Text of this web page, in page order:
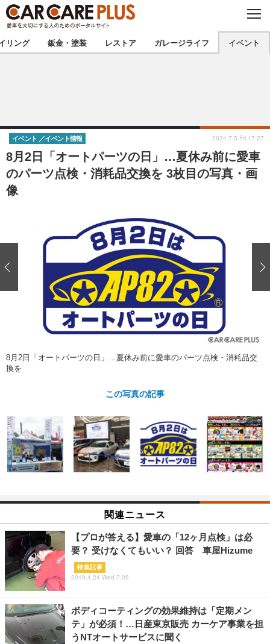
C
O
S
E
★カーケアプラス認定★ 厳選プロショップを地域から探す
甲信越 北陸
東海 関西
注目の記事
ショップレポート 愛車 File
自動車豆知識 ストップ！不具合修理＆粗悪修理
鈑金・塗装
ディテイリング
ディテイリング 洗車
ヘッドライト磨き コーティング
鈑金・塗装
小キズ直し 防錆
特集記事
クト
カーメーカー「旧車」関連プロジ
インタビュー
イベント告知 イベントレポート
リング 鈑金・塗装 レストア ガレージライフ イベント
8月2日「オートパーツの日」…夏休み前に愛車
のパーツ点検・消耗品交換を 3枚目の写真・画
像
イベント イベント情報 2024.7.5 Fri 17:27
8月2日「オートパーツの日」…夏休み前に愛車のパーツ点検・消耗品交
換を
この写真の記事
関連ニュース
【プロが答える】愛車の「12ヶ月点検」は必
要？ 受けなくてもいい？ 回答 車屋Hizume
特集記事
2019.4.24 Wed 7:05
ボディコーティングの効果維持は「定期メン
テ」が必須！…日産東京販売 カーケア事業を担
うNTオートサービスに聞く